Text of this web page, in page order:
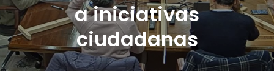
a iniciativas
ciudadanas